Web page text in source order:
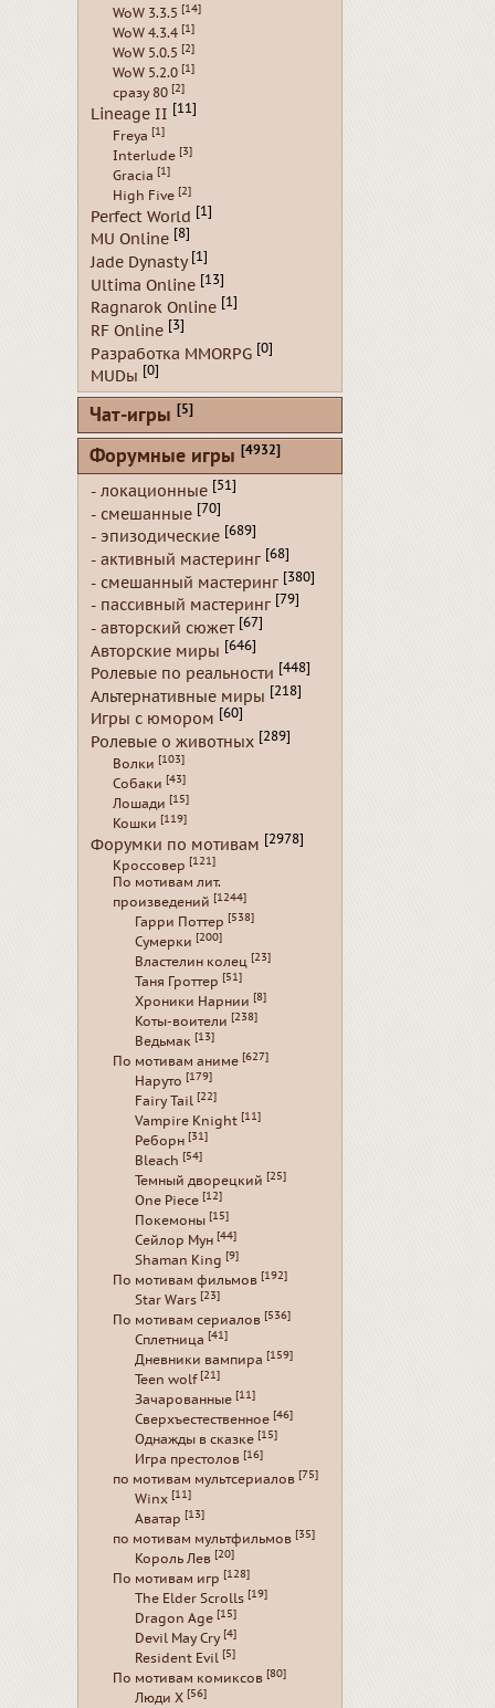
WoW 3.3.5 [14]
WoW 4.3.4 [1]
WoW 5.0.5 [2]
WoW 5.2.0 [1]
сразу 80 [2]
Lineage II [11]
Freya [1]
Interlude [3]
Gracia [1]
High Five [2]
Perfect World [1]
MU Online [8]
Jade Dynasty [1]
Ultima Online [13]
Ragnarok Online [1]
RF Online [3]
Разработка MMORPG [0]
MUDы [0]
Чат-игры [5]
Форумные игры [4932]
- локационные [51]
- смешанные [70]
- эпизодические [689]
- активный мастеринг [68]
- смешанный мастеринг [380]
- пассивный мастеринг [79]
- авторский сюжет [67]
Авторские миры [646]
Ролевые по реальности [448]
Альтернативные миры [218]
Игры с юмором [60]
Ролевые о животных [289]
Волки [103]
Собаки [43]
Лошади [15]
Кошки [119]
Форумки по мотивам [2978]
Кроссовер [121]
По мотивам лит.
произведений [1244]
Гарри Поттер [538]
Сумерки [200]
Властелин колец [23]
Таня Гроттер [51]
Хроники Нарнии [8]
Коты-воители [238]
Ведьмак [13]
По мотивам аниме [627]
Наруто [179]
Fairy Tail [22]
Vampire Knight [11]
Реборн [31]
Bleach [54]
Темный дворецкий [25]
One Piece [12]
Покемоны [15]
Сейлор Мун [44]
Shaman King [9]
По мотивам фильмов [192]
Star Wars [23]
По мотивам сериалов [536]
Сплетница [41]
Дневники вампира [159]
Teen wolf [21]
Зачарованные [11]
Сверхъестественное [46]
Однажды в сказке [15]
Игра престолов [16]
по мотивам мультсериалов [75]
Winx [11]
Аватар [13]
по мотивам мультфильмов [35]
Король Лев [20]
По мотивам игр [128]
The Elder Scrolls [19]
Dragon Age [15]
Devil May Cry [4]
Resident Evil [5]
По мотивам комиксов [80]
Люди Х [56]